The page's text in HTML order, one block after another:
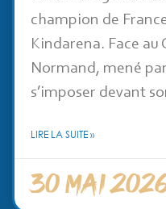
champion de
Kindarena. Face au
Normand, mené
s’imposer devant
LIRE LA SUITE »
30 mai